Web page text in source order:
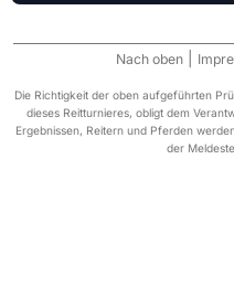
Nach oben
Die Richtigkeit der oben aufgeführten
dieses Reitturnieres, obligt dem
Ergebnissen, Reitern und Pferden
der